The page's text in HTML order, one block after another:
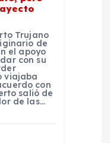
Trujano
de
el apoyo
con su
viajaba
con
salió de
de las…